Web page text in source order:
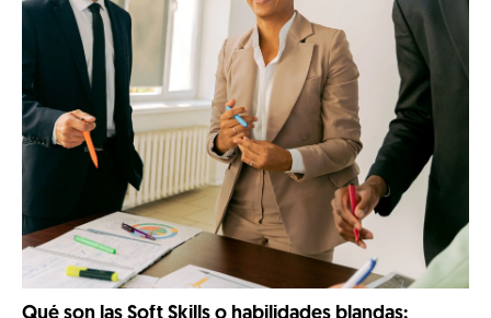
Qué son las Soft Skills o habilidades blandas: